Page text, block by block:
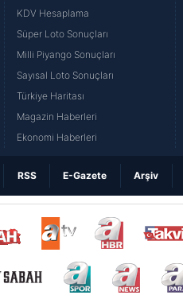
KDV Hesaplama
Süper Loto Sonuçları
Milli Piyango Sonuçları
Sayısal Loto Sonuçları
Türkiye Haritası
Magazin Haberleri
Ekonomi Haberleri
RSS E-Gazete Arşiv